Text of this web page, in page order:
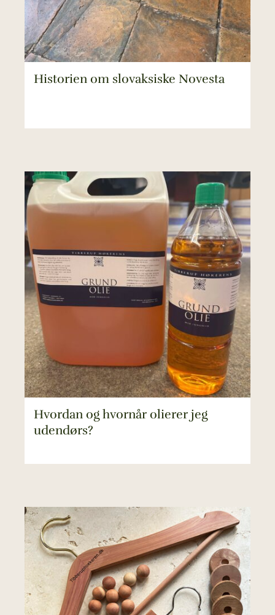
Historien om slovaksiske Novesta
Hvordan og hvornår olierer jeg
udendørs?